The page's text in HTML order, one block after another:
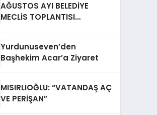
AĞUSTOS AYI BELEDİYE
MECLİS TOPLANTISI
Yurdunuseven’den
Başhekim Acar’a Ziyaret
MISIRLIOĞLU: “VATANDAŞ AÇ
VE PERİŞAN”